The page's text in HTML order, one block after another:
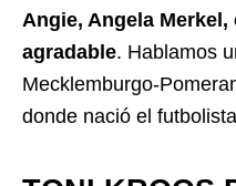
Angie, Angela
agradable. Hablamos
Mecklemburgo-
donde nació el